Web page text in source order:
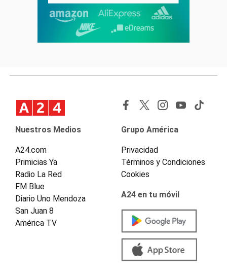
Nuestros Medios
A24.com
Primicias Ya
Radio La Red
FM Blue
Diario Uno Mendoza
San Juan 8
América TV
Grupo América
Privacidad
Términos y Condiciones
Cookies
A24 en tu móvil